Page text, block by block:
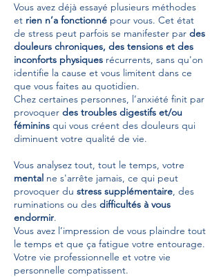
Vous avez déjà essayé plusieurs méthodes
et rien n’a fonctionné pour vous. Cet état
de stress peut parfois se manifester par des
douleurs chroniques, des tensions et des
inconforts physiques récurrents, sans qu'on
identifie la cause et vous limitent dans ce
que vous faites au quotidien.
Chez certaines personnes, l’anxiété finit par
provoquer des troubles digestifs et/ou
féminins qui vous créent des douleurs qui
diminuent votre qualité de vie.
Vous analysez tout, tout le temps, votre
mental ne s'arrête jamais, ce qui peut
provoquer du stress supplémentaire, des
ruminations ou des difficultés à vous
endormir.
Vous avez l’impression de vous plaindre tout
le temps et que ça fatigue votre entourage.
Votre vie professionnelle et votre vie
personnelle compatissent.